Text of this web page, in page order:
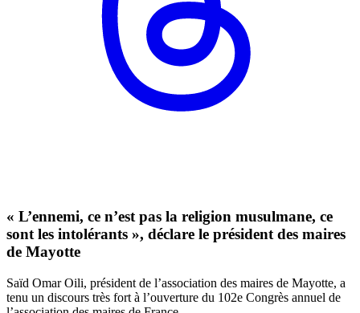
« L’ennemi, ce n’est pas la religion musulmane, ce
sont les intolérants », déclare le président des maires
de Mayotte
Saïd Omar Oili, président de l’association des maires de Mayotte, a
tenu un discours très fort à l’ouverture du 102e Congrès annuel de